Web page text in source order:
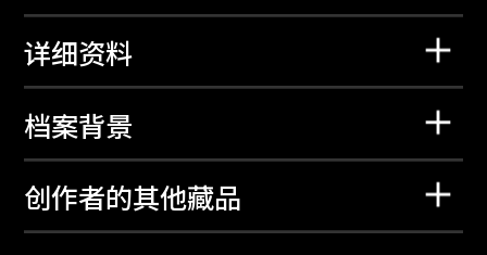
详细资料
档案背景
创作者的其他藏品